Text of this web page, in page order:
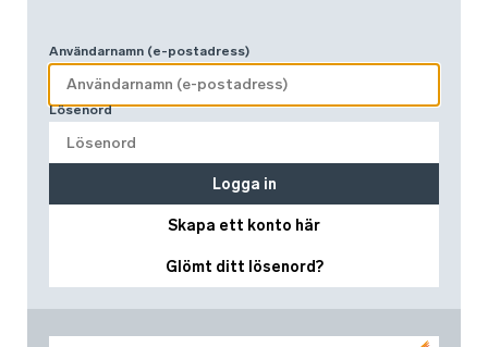
Användarnamn (e-postadress)
Lösenord
Skapa ett konto här
Glömt ditt lösenord?
Logga in